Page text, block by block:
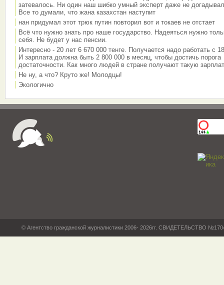
затевалось. Ни один наш шибко умный эксперт даже не
Все то думали, что жана казахстан наступит
нан придумал этот трюк путин повторил вот и токаев не отстает
Всё что нужно знать про наше государство. Надеяться нужно
себя. Не будет у нас пенсии.
Интересно - 20 лет 6 670 000 тенге. Получается надо работать с
И зарплата должна быть 2 800 000 в месяц, чтобы достичь порога
достаточности. Как много людей в стране получают такую
Не ну, а что? Круто же! Молодцы!
Экологично
© Агентство гражданской журналистики 2006- 2026гг. СВИДЕТЕЛЬСТВО